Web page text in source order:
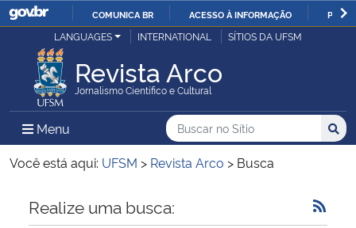
IR
O
COMUNICA BR ACESSO À INFORMAÇÃO
Ministério da Justiça e Segurança Pública
Ministério da Defesa
Ministério das Relações Exteriores
Ministério da Economia
LANGUAGES INTERNATIONAL SÍTIOS DA UFSM
Revista Arco
Jornalismo Científico e Cultural
Menu Menu Principal do Sítio
Busca
Buscar no no Sítio
Busca:
Você está aqui: UFSM > Revista Arco > Busca
Início do conteúdo
Realize uma busca: